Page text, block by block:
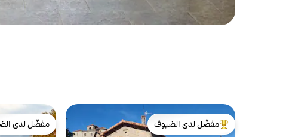
من أبرز البيوت المفضّلة لدى الضيوف
مفضّل لدى الضيوف
مفضّل لدى
مفضّل لدى